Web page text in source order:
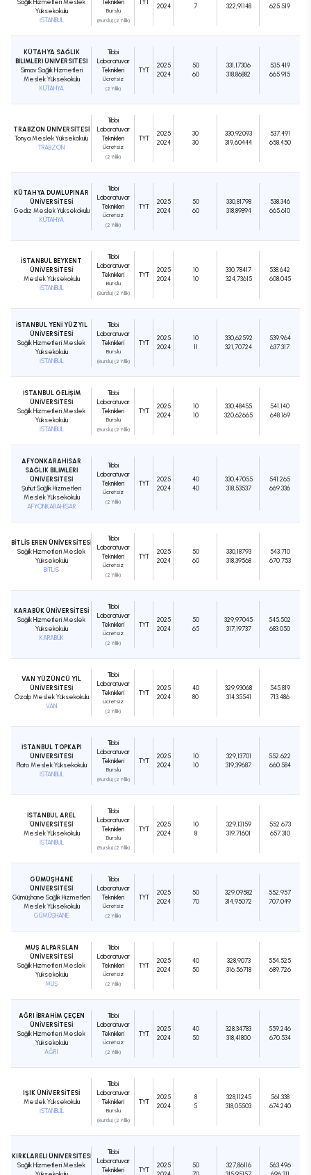
Sağlık Hizmetleri Meslek
Yüksekokulu
İSTANBUL
Teknikleri
Burslu
(Burslu) (2 Yıllık)
TYT
2024
7
322,91148
625.519
KÜTAHYA SAĞLIK
BİLİMLERİ ÜNİVERSİTESİ
Simav Sağlık Hizmetleri
Meslek Yüksekokulu
KÜTAHYA
Tıbbi
Laboratuvar
Teknikleri
Ücretsiz
(2 Yıllık)
TYT
2025
2024
50
60
331,17306
318,86882
535.419
665.915
TRABZON ÜNİVERSİTESİ
Tonya Meslek Yüksekokulu
TRABZON
Tıbbi
Laboratuvar
Teknikleri
Ücretsiz
(2 Yıllık)
TYT
2025
2024
30
30
330,92093
319,60444
537.491
658.450
KÜTAHYA DUMLUPINAR
ÜNİVERSİTESİ
Gediz Meslek Yüksekokulu
KÜTAHYA
Tıbbi
Laboratuvar
Teknikleri
Ücretsiz
(2 Yıllık)
TYT
2025
2024
50
60
330,81798
318,89894
538.346
665.610
İSTANBUL BEYKENT
ÜNİVERSİTESİ
Meslek Yüksekokulu
İSTANBUL
Tıbbi
Laboratuvar
Teknikleri
Burslu
(Burslu) (2 Yıllık)
TYT
2025
2024
10
10
330,78417
324,73615
538.642
608.045
İSTANBUL YENİ YÜZYIL
ÜNİVERSİTESİ
Sağlık Hizmetleri Meslek
Yüksekokulu
İSTANBUL
Tıbbi
Laboratuvar
Teknikleri
Burslu
(Burslu) (2 Yıllık)
TYT
2025
2024
10
11
330,62592
321,70724
539.964
637.317
İSTANBUL GELİŞİM
ÜNİVERSİTESİ
Sağlık Hizmetleri Meslek
Yüksekokulu
İSTANBUL
Tıbbi
Laboratuvar
Teknikleri
Burslu
(Burslu) (2 Yıllık)
TYT
2025
2024
10
10
330,48455
320,62665
541.140
648.169
AFYONKARAHİSAR
SAĞLIK BİLİMLERİ
ÜNİVERSİTESİ
Şuhut Sağlık Hizmetleri
Meslek Yüksekokulu
AFYONKARAHİSAR
Tıbbi
Laboratuvar
Teknikleri
Ücretsiz
(2 Yıllık)
TYT
2025
2024
40
40
330,47055
318,53537
541.265
669.336
BİTLİS EREN ÜNİVERSİTESİ
Sağlık Hizmetleri Meslek
Yüksekokulu
BİTLİS
Tıbbi
Laboratuvar
Teknikleri
Ücretsiz
(2 Yıllık)
TYT
2025
2024
50
60
330,18793
318,39568
543.710
670.753
KARABÜK ÜNİVERSİTESİ
Sağlık Hizmetleri Meslek
Yüksekokulu
KARABÜK
Tıbbi
Laboratuvar
Teknikleri
Ücretsiz
(2 Yıllık)
TYT
2025
2024
50
65
329,97045
317,19737
545.502
683.050
VAN YÜZÜNCÜ YIL
ÜNİVERSİTESİ
Özalp Meslek Yüksekokulu
VAN
Tıbbi
Laboratuvar
Teknikleri
Ücretsiz
(2 Yıllık)
TYT
2025
2024
40
80
329,93068
314,35541
545.819
713.486
İSTANBUL TOPKAPI
ÜNİVERSİTESİ
Plato Meslek Yüksekokulu
İSTANBUL
Tıbbi
Laboratuvar
Teknikleri
Burslu
(Burslu) (2 Yıllık)
TYT
2025
2024
10
10
329,13701
319,39687
552.622
660.584
İSTANBUL AREL
ÜNİVERSİTESİ
Meslek Yüksekokulu
İSTANBUL
Tıbbi
Laboratuvar
Teknikleri
Burslu
(Burslu) (2 Yıllık)
TYT
2025
2024
10
8
329,13159
319,71601
552.673
657.310
GÜMÜŞHANE
ÜNİVERSİTESİ
Gümüşhane Sağlık Hizmetleri
Meslek Yüksekokulu
GÜMÜŞHANE
Tıbbi
Laboratuvar
Teknikleri
Ücretsiz
(2 Yıllık)
TYT
2025
2024
50
70
329,09582
314,95072
552.957
707.049
MUŞ ALPARSLAN
ÜNİVERSİTESİ
Sağlık Hizmetleri Meslek
Yüksekokulu
MUŞ
Tıbbi
Laboratuvar
Teknikleri
Ücretsiz
(2 Yıllık)
TYT
2025
2024
40
50
328,9073
316,56718
554.525
689.726
AĞRI İBRAHİM ÇEÇEN
ÜNİVERSİTESİ
Sağlık Hizmetleri Meslek
Yüksekokulu
AĞRI
Tıbbi
Laboratuvar
Teknikleri
Ücretsiz
(2 Yıllık)
TYT
2025
2024
40
50
328,34783
318,41800
559.246
670.534
IŞIK ÜNİVERSİTESİ
Meslek Yüksekokulu
İSTANBUL
Tıbbi
Laboratuvar
Teknikleri
Burslu
(Burslu) (2 Yıllık)
TYT
2025
2024
8
5
328,11245
318,05503
561.338
674.240
KIRKLARELİ ÜNİVERSİTESİ
Sağlık Hizmetleri Meslek
Tıbbi
Laboratuvar
Teknikleri
TYT
2025
50
327,86116
563.496